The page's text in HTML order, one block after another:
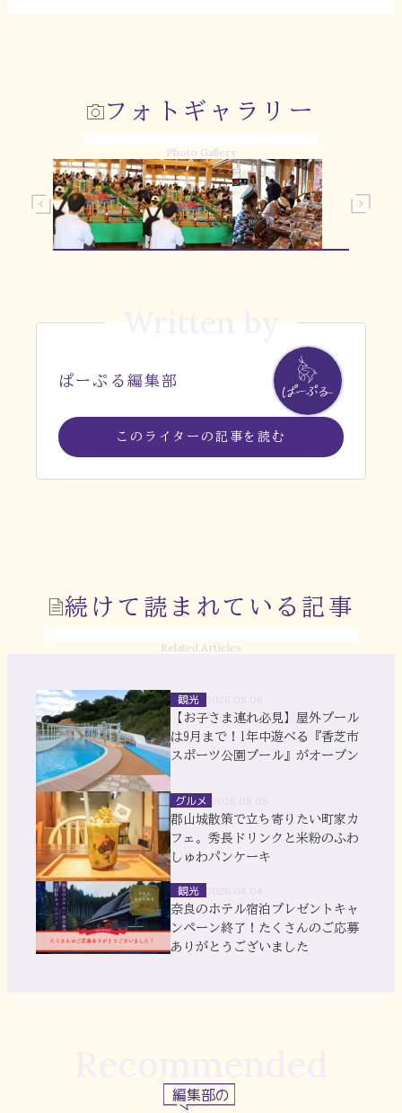
フォトギャラリー
Photo Gallery
ぱーぷる編集部
このライターの記事を読む
続けて読まれている記事
Related Articles
観光
【お子さま連れ必見】屋外プール
は9月まで！1年中遊べる『香芝市
スポーツ公園プール』がオープン
グルメ
郡山城散策で立ち寄りたい町家カ
フェ。秀長ドリンクと米粉のふわ
しゅわパンケーキ
観光
奈良のホテル宿泊プレゼントキャ
ンペーン終了！たくさんのご応募
ありがとうございました
編集部の